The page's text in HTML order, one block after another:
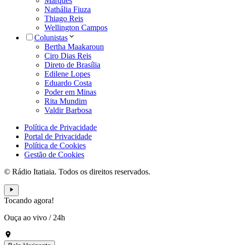
Nathália Fiuza
Thiago Reis
Wellington Campos
Colunistas
Bertha Maakaroun
Ciro Dias Reis
Direto de Brasília
Edilene Lopes
Eduardo Costa
Poder em Minas
Rita Mundim
Valdir Barbosa
Política de Privacidade
Portal de Privacidade
Política de Cookies
Gestão de Cookies
© Rádio Itatiaia. Todos os direitos reservados.
Tocando agora!
Ouça ao vivo / 24h